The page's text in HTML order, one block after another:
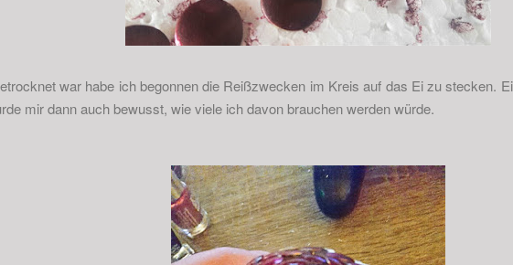
war habe ich begonnen die Reißzwecken im Kreis auf das Ei zu stecken.
mir dann auch bewusst, wie viele ich davon brauchen werden würde.